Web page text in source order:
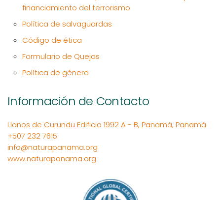
financiamiento del terrorismo
Política de salvaguardas
Código de ética
Formulario de Quejas
Política de género
Información de Contacto
Llanos de Curundu Edificio 1992 A - B, Panamá, Panamá
+507 232 7615
info@naturapanama.org
www.naturapanama.org